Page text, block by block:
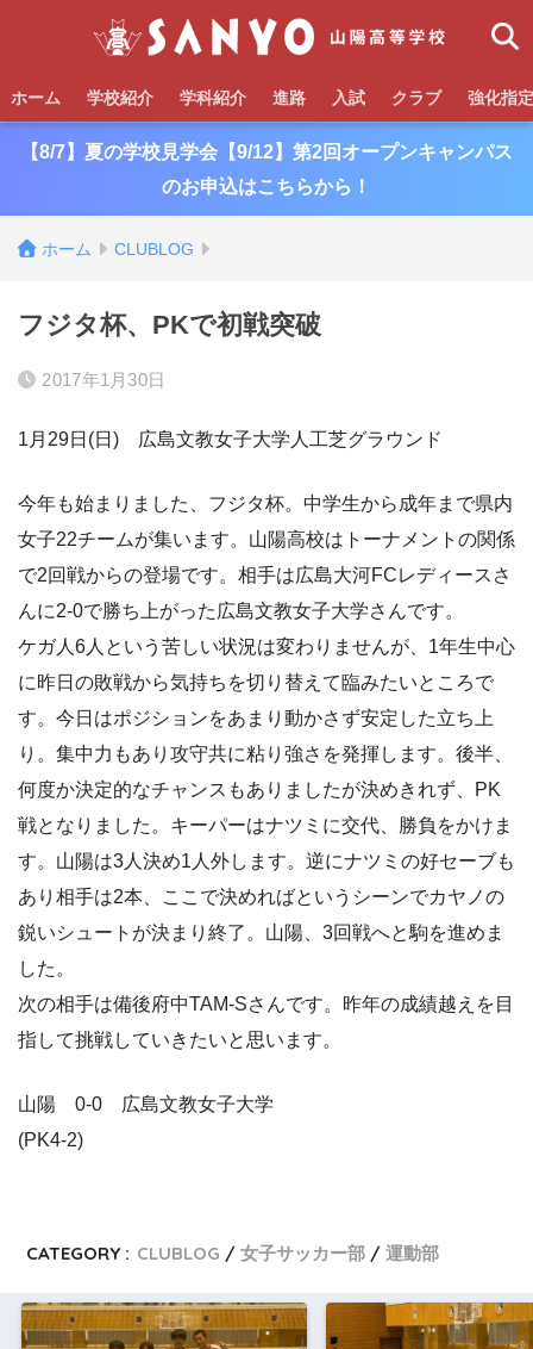
ホーム 学校紹介 学科紹介 進路 入試 クラブ 強化指
【8/7】夏の学校見学会【9/12】第2回オープンキャンパス
のお申込はこちらから！
ホーム CLUBLOG
フジタ杯、PKで初戦突破
2017年1月30日
1月29日(日) 広島文教女子大学人工芝グラウンド
今年も始まりました、フジタ杯。中学生から成年まで県内
女子22チームが集います。山陽高校はトーナメントの関係
で2回戦からの登場です。相手は広島大河FCレディースさ
んに2-0で勝ち上がった広島文教女子大学さんです。
ケガ人6人という苦しい状況は変わりませんが、1年生中心
に昨日の敗戦から気持ちを切り替えて臨みたいところで
す。今日はポジションをあまり動かさず安定した立ち上
り。集中力もあり攻守共に粘り強さを発揮します。後半、
何度か決定的なチャンスもありましたが決めきれず、PK
戦となりました。キーパーはナツミに交代、勝負をかけま
す。山陽は3人決め1人外します。逆にナツミの好セーブも
あり相手は2本、ここで決めればというシーンでカヤノの
鋭いシュートが決まり終了。山陽、3回戦へと駒を進めま
した。
次の相手は備後府中TAM-Sさんです。昨年の成績越えを目
指して挑戦していきたいと思います。
山陽 0-0 広島文教女子大学
(PK4-2)
CATEGORY : CLUBLOG 女子サッカー部 運動部